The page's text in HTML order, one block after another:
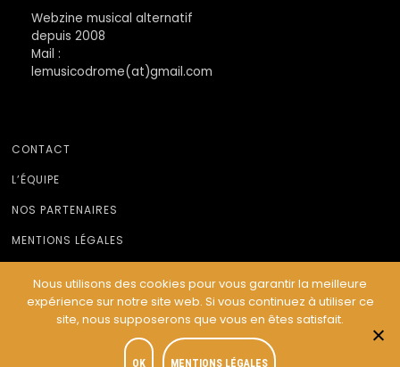
Webzine musical alternatif
depuis 2008
Mail :
lemusicodrome(at)gmail.com
CONTACT
L’ÉQUIPE
NOS PARTENAIRES
MENTIONS LÉGALES
© Le Musicodrome 2022 - Webdesign :Cereal Concept
Nous utilisons des cookies pour vous garantir la meilleure
expérience sur notre site web. Si vous continuez à utiliser ce
site, nous supposerons que vous en êtes satisfait.
OK MENTIONS LÉGALES